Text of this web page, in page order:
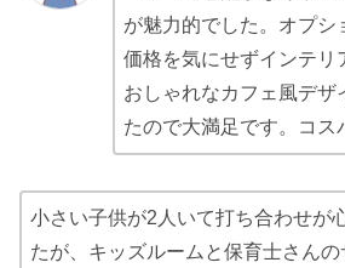
が魅力的でした。オプシ
価格を気にせずインテリ
おしゃれなカフェ風デザ
たので大満足です。コス
小さい子供が2人いて打ち合わせが
たが、キッズルームと保育士さんの